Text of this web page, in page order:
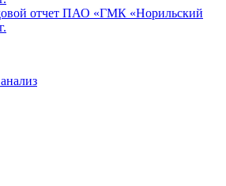
отчет ПАО «ГМК «Норильский